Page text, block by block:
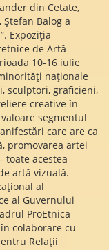
din Cetate,
Balog a
Expoziția
de Artă
10-16 iulie
naționale
sculptori, graficieni,
creative în
segmentul
care are ca
promovarea artei
acestea
artă vizuală.
al
al Guvernului
ProEtnica
colaborare cu
Relații